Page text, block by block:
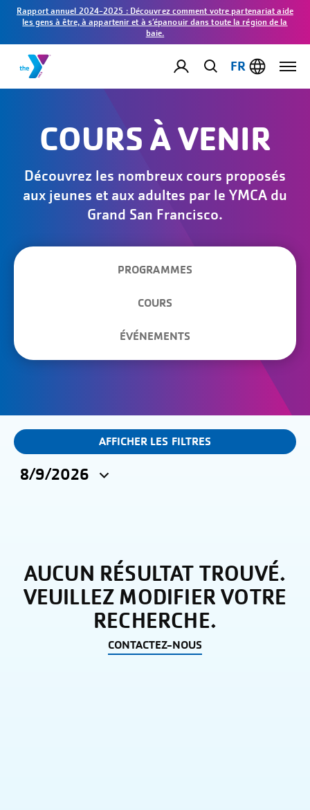
Rapport annuel 2024-2025 : Découvrez comment votre partenariat aide
les gens à être, à appartenir et à s’épanouir dans toute la région de la
baie.
FR
COURS À VENIR
Découvrez les nombreux cours proposés
aux jeunes et aux adultes par le YMCA du
Grand San Francisco.
PROGRAMMES
COURS
ÉVÉNEMENTS
NAVIGATION
DANS
LA
VUES
DES
ÉVÉNEMENTS
AFFICHER LES FILTRES
8/9/2026
AUCUN RÉSULTAT TROUVÉ.
VEUILLEZ MODIFIER VOTRE
RECHERCHE.
CONTACTEZ-NOUS